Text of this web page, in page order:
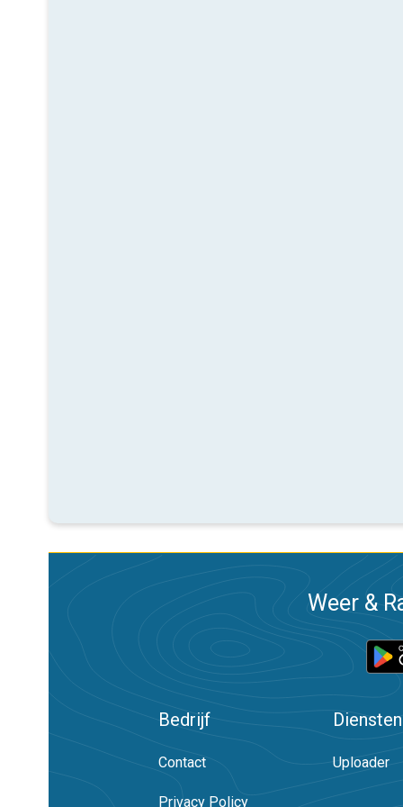
Weer &
Bedrijf
Contact
Privacy Policy
Diensten
Uploader